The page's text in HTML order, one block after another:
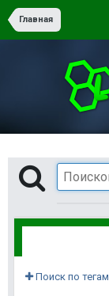
Главная
Поиск по тегам